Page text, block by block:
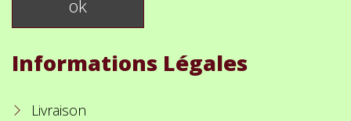
Informations Légales
Livraison